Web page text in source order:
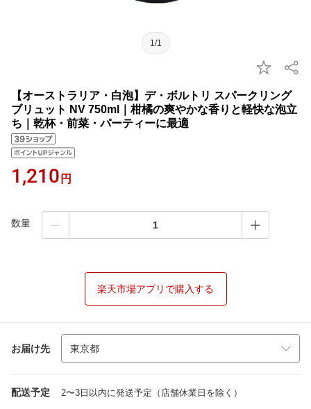
1/1
【オーストラリア・白泡】デ・ボルトリ スパークリング
ブリュット NV 750ml｜柑橘の爽やかな香りと軽快な泡立
ち｜乾杯・前菜・パーティーに最適
1,210 円
数量
楽天市場アプリで購入する
お届け先
配送予定 2〜3日以内に発送予定（店舗休業日を除く）